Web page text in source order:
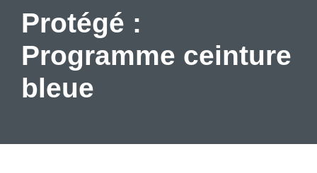
Protégé :
Programme ceinture
bleue